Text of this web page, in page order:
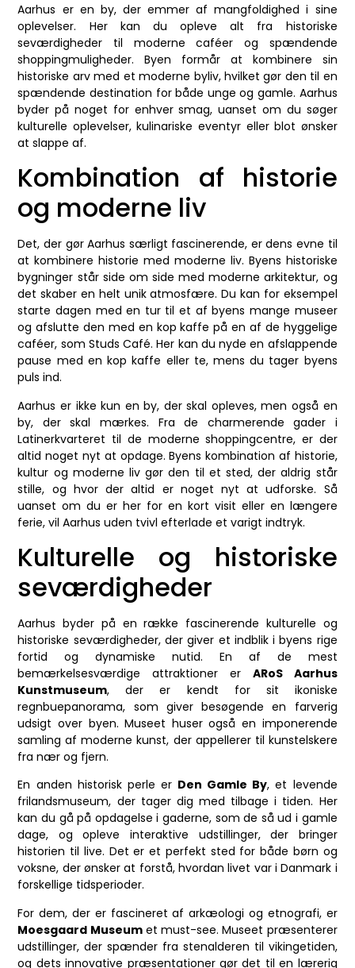
Aarhus er en by, der emmer af mangfoldighed i sine
oplevelser. Her kan du opleve alt fra historiske
seværdigheder til moderne caféer og spændende
shoppingmuligheder. Byen formår at kombinere sin
historiske arv med et moderne byliv, hvilket gør den til en
spændende destination for både unge og gamle. Aarhus
byder på noget for enhver smag, uanset om du søger
kulturelle oplevelser, kulinariske eventyr eller blot ønsker
at slappe af.
Kombination af historie
og moderne liv
Det, der gør Aarhus særligt fascinerende, er dens evne til
at kombinere historie med moderne liv. Byens historiske
bygninger står side om side med moderne arkitektur, og
det skaber en helt unik atmosfære. Du kan for eksempel
starte dagen med en tur til et af byens mange museer
og afslutte den med en kop kaffe på en af de hyggelige
caféer, som Studs Café. Her kan du nyde en afslappende
pause med en kop kaffe eller te, mens du tager byens
puls ind.
Aarhus er ikke kun en by, der skal opleves, men også en
by, der skal mærkes. Fra de charmerende gader i
Latinerkvarteret til de moderne shoppingcentre, er der
altid noget nyt at opdage. Byens kombination af historie,
kultur og moderne liv gør den til et sted, der aldrig står
stille, og hvor der altid er noget nyt at udforske. Så
uanset om du er her for en kort visit eller en længere
ferie, vil Aarhus uden tvivl efterlade et varigt indtryk.
Kulturelle og historiske
seværdigheder
Aarhus byder på en række fascinerende kulturelle og
historiske seværdigheder, der giver et indblik i byens rige
fortid og dynamiske nutid. En af de mest
bemærkelsesværdige attraktioner er ARoS Aarhus
Kunstmuseum, der er kendt for sit ikoniske
regnbuepanorama, som giver besøgende en farverig
udsigt over byen. Museet huser også en imponerende
samling af moderne kunst, der appellerer til kunstelskere
fra nær og fjern.
En anden historisk perle er Den Gamle By, et levende
frilandsmuseum, der tager dig med tilbage i tiden. Her
kan du gå på opdagelse i gaderne, som de så ud i gamle
dage, og opleve interaktive udstillinger, der bringer
historien til live. Det er et perfekt sted for både børn og
voksne, der ønsker at forstå, hvordan livet var i Danmark i
forskellige tidsperioder.
For dem, der er fascineret af arkæologi og etnografi, er
Moesgaard Museumet must-see. Museet præsenterer
udstillinger, der spænder fra stenalderen til vikingetiden,
og dets innovative præsentationer gør det til en lærerig